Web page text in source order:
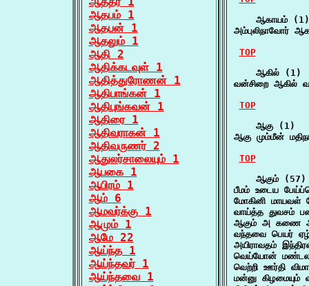
ஆதபம் 1
ஆதபன் 1
ஆதலும் 1
ஆதி 2
ஆதிக்கடவுள் 1
ஆதித்துரோணன் 1
ஆதிபாங்கன் 1
ஆதிபுங்கவன் 1
ஆதிரை 1
ஆதிவராகன் 1
ஆதிவருணர் 2
ஆதுலர்சாலையும் 1
ஆபகை 1
ஆபிரம் 1
ஆம் 6
ஆமவர்க்கு 1
ஆமும் 1
ஆமே 22
ஆய்ந்த 1
ஆய்ந்தவர் 1
ஆய்ந்தவை 1
    ஆகாயம் (1)
அம்புலிநாவோர்
TOP
    ஆகில் (1)
வன்சிறை ஆகில்
TOP
    ஆகு (1)
ஆகு மும்மீன்
TOP
    ஆகும் (57)
பீமம் உடைய
மோகினி
வாய்த்த துவசம்
ஆகும் அ கணை
வந்தவை பெயர்
அயிராவதம்
வெய்யோன்
வெற்றி ஊர்தி
மன்னு